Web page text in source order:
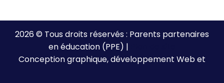
2026 © Tous droits réservés : Parents partenaires
en éducation (PPE) |
Conception graphique, développement Web et